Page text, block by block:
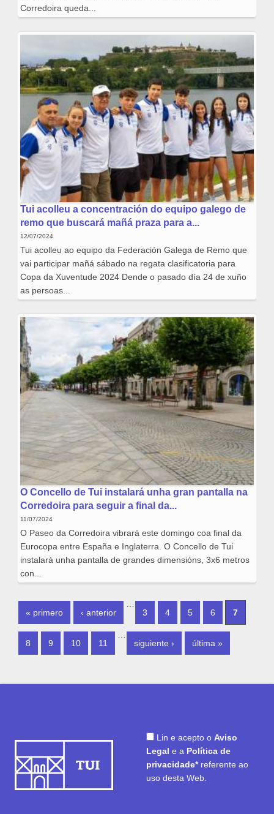
Corredoira queda...
Tui acolleu a concentración do equipo galego de
remo que buscará mañá praza para a...
12/07/2024
Tui acolleu ao equipo da Federación Galega de Remo que
vai participar mañá sábado na regata clasificatoria para
Copa da Xuventude 2024 Dende o pasado día 24 de xuño
as persoas...
O Concello de Tui instalará unha gran pantalla na
Corredoira para seguir a final da...
11/07/2024
O Paseo da Corredoira vibrará este domingo coa final da
Eurocopa entre España e Inglaterra. O Concello de Tui
instalará unha pantalla de grandes dimensións, 3x6 metros
con...
PÁXINAS
« primero ‹ anterior
3
4 5 6 7
8 9 10 11
siguiente ›
última »
Lin e acepto o Aviso
Legal e a Política de
privacidade* referente ao
uso desta Web.